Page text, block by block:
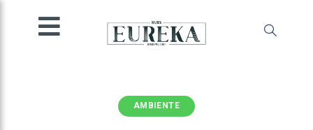
INGENIO
AMBIENTE